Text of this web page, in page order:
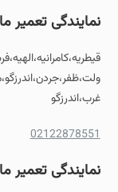
نمایندگی تعمیر
غرب،اندرزگو
02122878551
نمایندگی تعمیر